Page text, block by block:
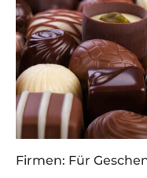
Firmen: Für